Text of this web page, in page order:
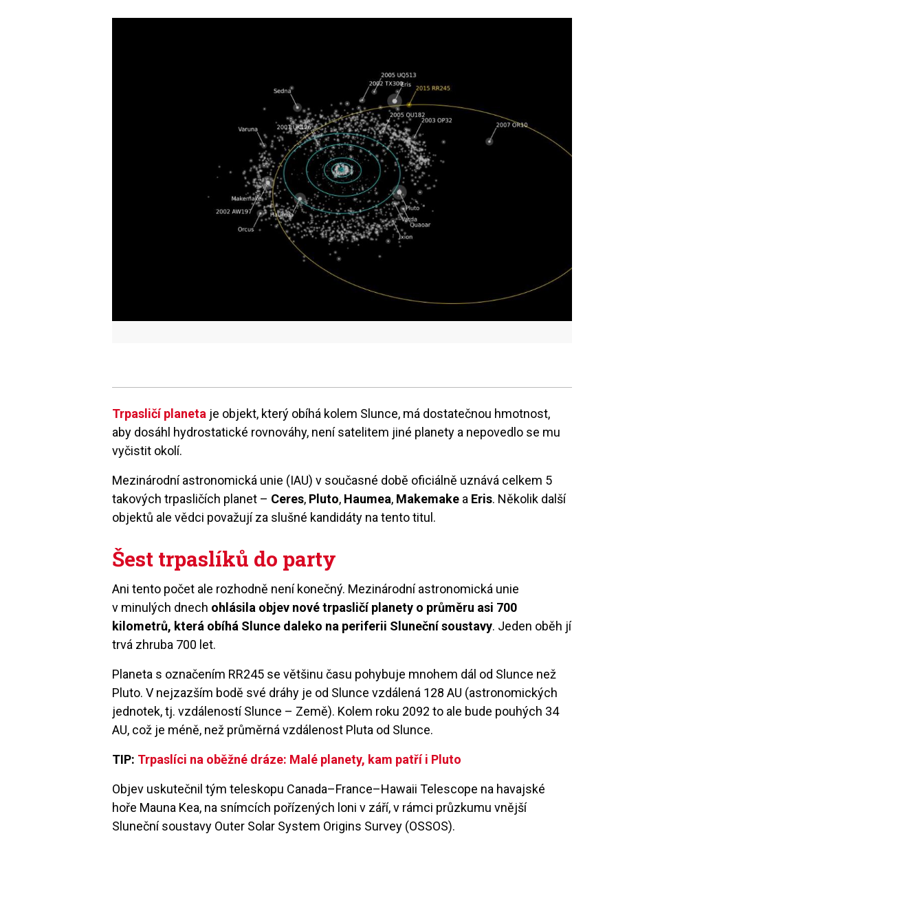
Trpasličí planeta je objekt, který obíhá kolem Slunce, má dostatečnou hmotnost,
aby dosáhl hydrostatické rovnováhy, není satelitem jiné planety a nepovedlo se mu
vyčistit okolí.
Mezinárodní astronomická unie (IAU) v současné době oficiálně uznává celkem 5
takových trpasličích planet – Ceres, Pluto, Haumea, Makemake a Eris. Několik další
objektů ale vědci považují za slušné kandidáty na tento titul.
Šest trpaslíků do party
Ani tento počet ale rozhodně není konečný. Mezinárodní astronomická unie
v minulých dnech ohlásila objev nové trpasličí planety o průměru asi 700
kilometrů, která obíhá Slunce daleko na periferii Sluneční soustavy. Jeden oběh jí
trvá zhruba 700 let.
Planeta s označením RR245 se většinu času pohybuje mnohem dál od Slunce než
Pluto. V nejzazším bodě své dráhy je od Slunce vzdálená 128 AU (astronomických
jednotek, tj. vzdáleností Slunce – Země). Kolem roku 2092 to ale bude pouhých 34
AU, což je méně, než průměrná vzdálenost Pluta od Slunce.
TIP: Trpaslíci na oběžné dráze: Malé planety, kam patří i Pluto
Objev uskutečnil tým teleskopu Canada–France–Hawaii Telescope na havajské
hoře Mauna Kea, na snímcích pořízených loni v září, v rámci průzkumu vnější
Sluneční soustavy Outer Solar System Origins Survey (OSSOS).